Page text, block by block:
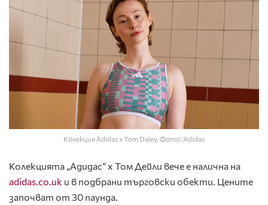
Колекция Adidas x Tom Daley. Фото: Adidas
Колекцията „Адидас“ x Том Дейли вече е налична на
adidas.co.uk и в подбрани търговски обекти. Цените
започват от 30 паунда.